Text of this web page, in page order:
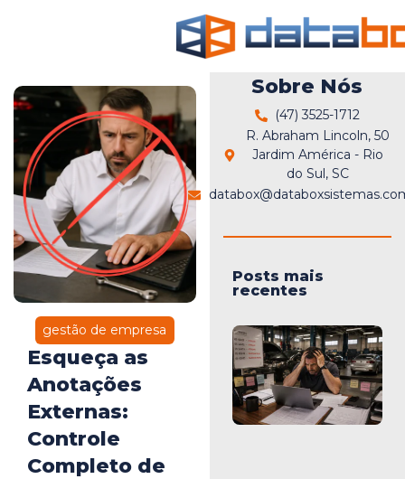
gestão de empresa
Esqueça as
Anotações
Externas:
Controle
Completo de
Sobre Nós
(47) 3525-1712
R. Abraham Lincoln, 50
Jardim América - Rio
do Sul, SC
Posts mais
recentes